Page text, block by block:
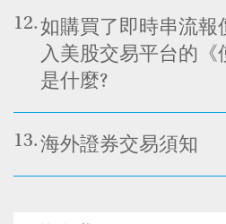
12.如購買了即時串流報
入美股交易平台的《
是什麼?
13.海外證券交易須知